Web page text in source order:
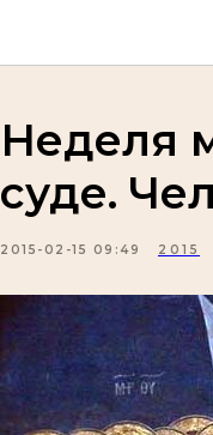
Неделя
суде.
2015-02-15 09:49 2015